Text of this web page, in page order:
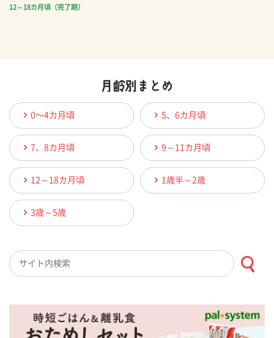
12～18カ月頃（完了期）
0〜4カ月頃 5、6カ月頃
7、8カ月頃 9～11カ月頃
12～18カ月頃 1歳半～2歳
3歳～5歳
検索キーワード入力